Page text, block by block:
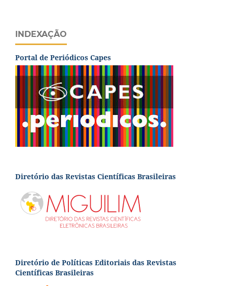
INDEXAÇÃO
Portal de Periódicos Capes
Diretório das Revistas Científicas Brasileiras
Diretório de Políticas Editoriais das Revistas
Científicas Brasileiras